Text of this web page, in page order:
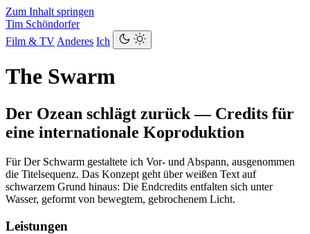
Zum Inhalt springen
Tim Schöndorfer
Film & TV Anderes Ich
The Swarm
Der Ozean schlägt zurück — Credits für
eine internationale Koproduktion
Für Der Schwarm gestaltete ich Vor- und Abspann, ausgenommen
die Titelsequenz. Das Konzept geht über weißen Text auf
schwarzem Grund hinaus: Die Endcredits entfalten sich unter
Wasser, geformt von bewegtem, gebrochenem Licht.
Leistungen